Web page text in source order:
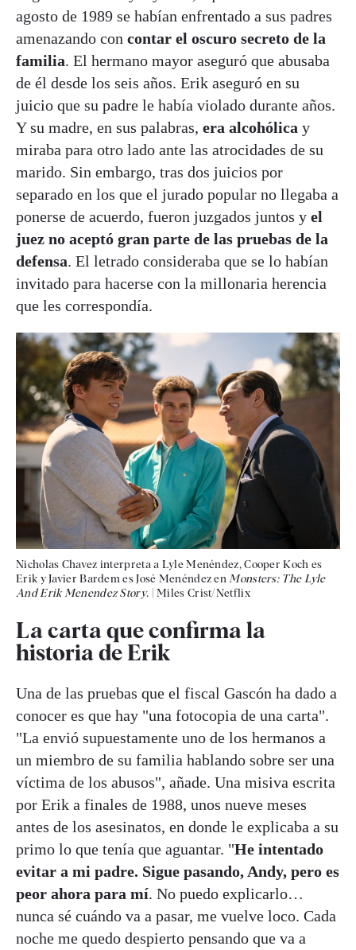
agosto de 1989 se habían enfrentado a sus padres
amenazando con contar el oscuro secreto de la
familia. El hermano mayor aseguró que abusaba
de él desde los seis años. Erik aseguró en su
juicio que su padre le había violado durante años.
Y su madre, en sus palabras, era alcohólica y
miraba para otro lado ante las atrocidades de su
marido. Sin embargo, tras dos juicios por
separado en los que el jurado popular no llegaba a
ponerse de acuerdo, fueron juzgados juntos y el
juez no aceptó gran parte de las pruebas de la
defensa. El letrado consideraba que se lo habían
invitado para hacerse con la millonaria herencia
que les correspondía.
Nicholas Chavez interpreta a Lyle Menéndez, Cooper Koch es
Erik y Javier Bardem es José Menéndez enMonsters: The Lyle
And Erik Menendez Story. |Miles Crist/Netflix
La carta que confirma la
historia de Erik
Una de las pruebas que el fiscal Gascón ha dado a
conocer es que hay "una fotocopia de una carta".
"La envió supuestamente uno de los hermanos a
un miembro de su familia hablando sobre ser una
víctima de los abusos", añade. Una misiva escrita
por Erik a finales de 1988, unos nueve meses
antes de los asesinatos, en donde le explicaba a su
primo lo que tenía que aguantar. "He intentado
evitar a mi padre. Sigue pasando, Andy, pero es
peor ahora para mí. No puedo explicarlo…
nunca sé cuándo va a pasar, me vuelve loco. Cada
noche me quedo despierto pensando que va a